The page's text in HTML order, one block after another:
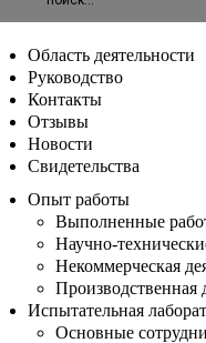
Область деятельности
Руководство
Контакты
Отзывы
Новости
Свидетельства
Опыт работы
Выполненные
Научно-
Некоммерческая
Производственная
Испытательная
Основные